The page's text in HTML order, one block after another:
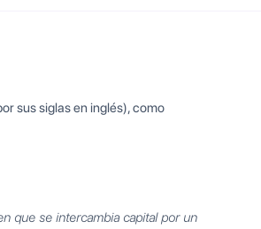
sus siglas en inglés), como
que se intercambia capital por un